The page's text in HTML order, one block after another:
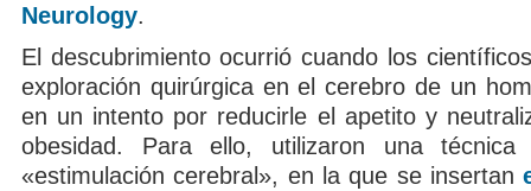
Neurology.
El descubrimiento ocurrió cuando los
exploración quirúrgica en el cerebro de un
en un intento por reducirle el apetito y
obesidad. Para ello, utilizaron una
«estimulación cerebral», en la que se insertan